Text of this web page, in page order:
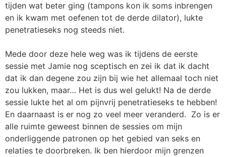
tijden wat beter ging (tampons kon ik soms inbrengen
en ik kwam met oefenen tot de derde dilator), lukte
penetratieseks nog steeds niet.
Mede door deze hele weg was ik tijdens de eerste
sessie met Jamie nog sceptisch en zei ik dat ik dacht
dat ik dan degene zou zijn bij wie het allemaal toch niet
zou lukken, maar… Het is dus wel gelukt! Na de derde
sessie lukte het al om pijnvrij penetratieseks te hebben!
En daarnaast is er nog zo veel meer veranderd. Zo is er
alle ruimte geweest binnen de sessies om mijn
onderliggende patronen op het gebied van seks en
relaties te doorbreken. Ik ben hierdoor mijn grenzen